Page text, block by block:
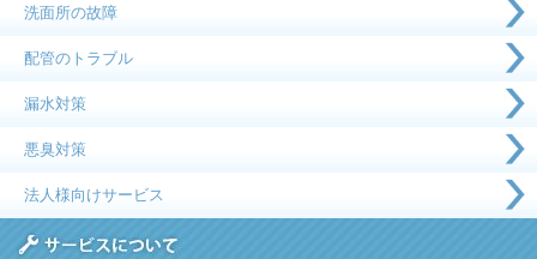
洗面所の故障
配管のトラブル
漏水対策
悪臭対策
法人様向けサービス